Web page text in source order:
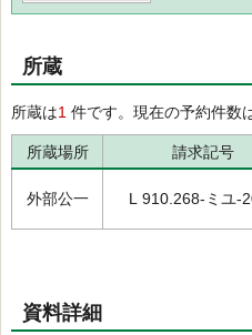
所蔵
所蔵は1 件です。現在の予約件数
所蔵場所 請求記号
外部公一 L 910.268-ミユ-
資料詳細